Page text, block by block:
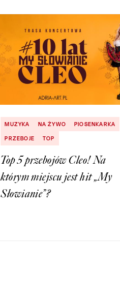
MUZYKA NA ŻYWO
PIOSENKARKA
PRZEBOJE
TOP
Top 5 przebojów Cleo! Na
którym miejscu jest hit „My
Słowianie”?